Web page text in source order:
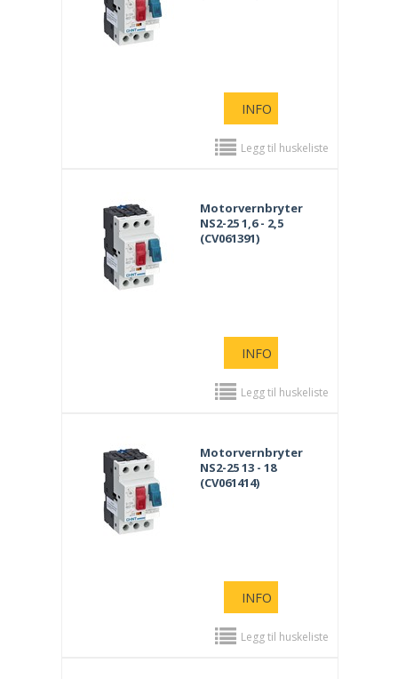
INFO
Legg til huskeliste
Motorvernbryter
NS2-25 1,6 - 2,5
(CV061391)
INFO
Legg til huskeliste
Motorvernbryter
NS2-25 13 - 18
(CV061414)
INFO
Legg til huskeliste